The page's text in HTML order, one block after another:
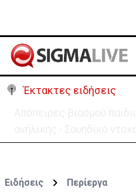
Έκτακτες ειδήσεις
Μεγάλο πακέτο όπλων
-Κίνηση με μήνυμα προς
Ειδήσεις Περίεργα